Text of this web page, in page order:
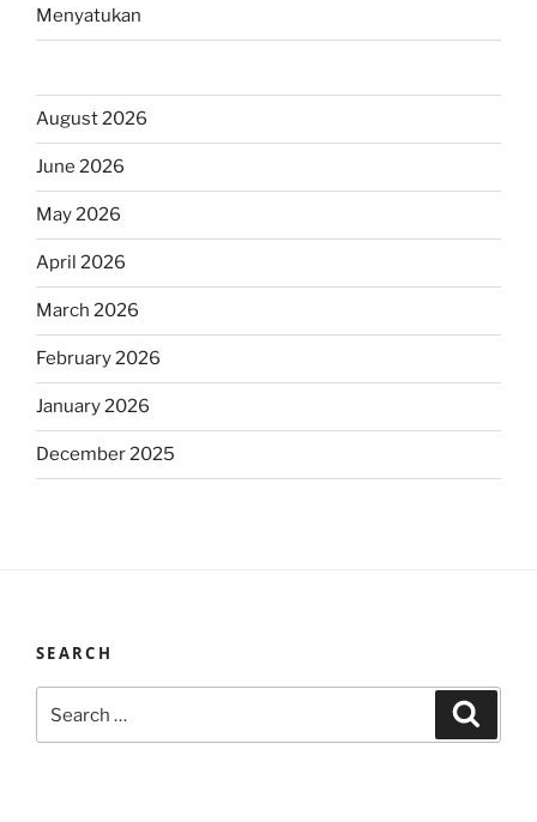
Menyatukan
August 2026
June 2026
May 2026
April 2026
March 2026
February 2026
January 2026
December 2025
SEARCH
for: